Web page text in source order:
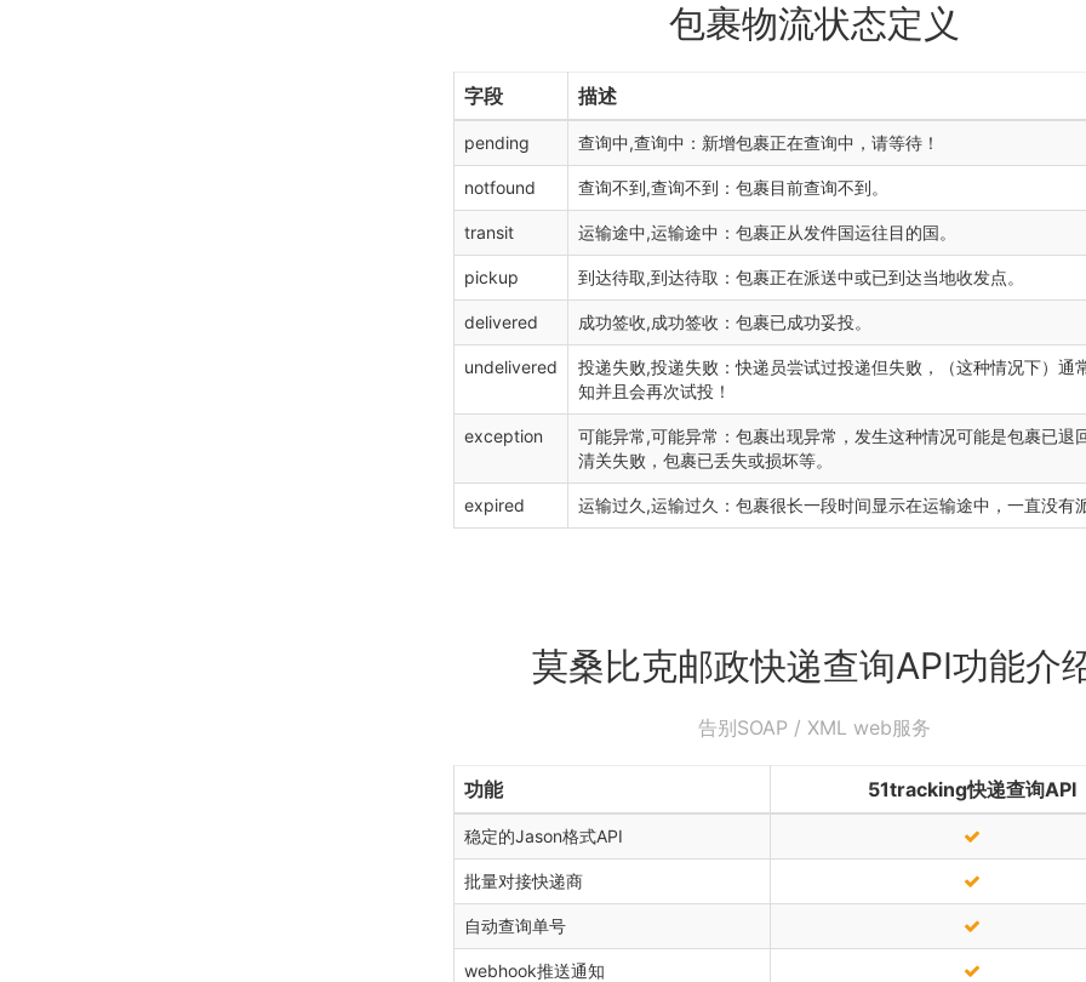
包裹物流状态定义
字段 描述
pending 查询中,查询中：新增包裹正在查询中，请等待！
notfound 查询不到,查询不到：包裹目前查询不到。
transit 运输途中,运输途中：包裹正从发件国运往目的国。
pickup 到达待取,到达待取：包裹正在派送中或已到达当地收发点。
delivered 成功签收,成功签收：包裹已成功妥投。
undelivered
投递失败,投递失败：快递员尝试过投递但失败，（这种情况下）通
知并且会再次试投！
exception
可能异常,可能异常：包裹出现异常，发生这种情况可能是包裹已退
清关失败，包裹已丢失或损坏等。
expired 运输过久,运输过久：包裹很长一段时间显示在运输途中，一直没有
莫桑比克邮政快递查询API功能介
告别SOAP / XML web服务
功能 51tracking快递查询API
稳定的Jason格式API
批量对接快递商
自动查询单号
webhook推送通知